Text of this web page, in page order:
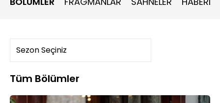
Tüm Bölümler